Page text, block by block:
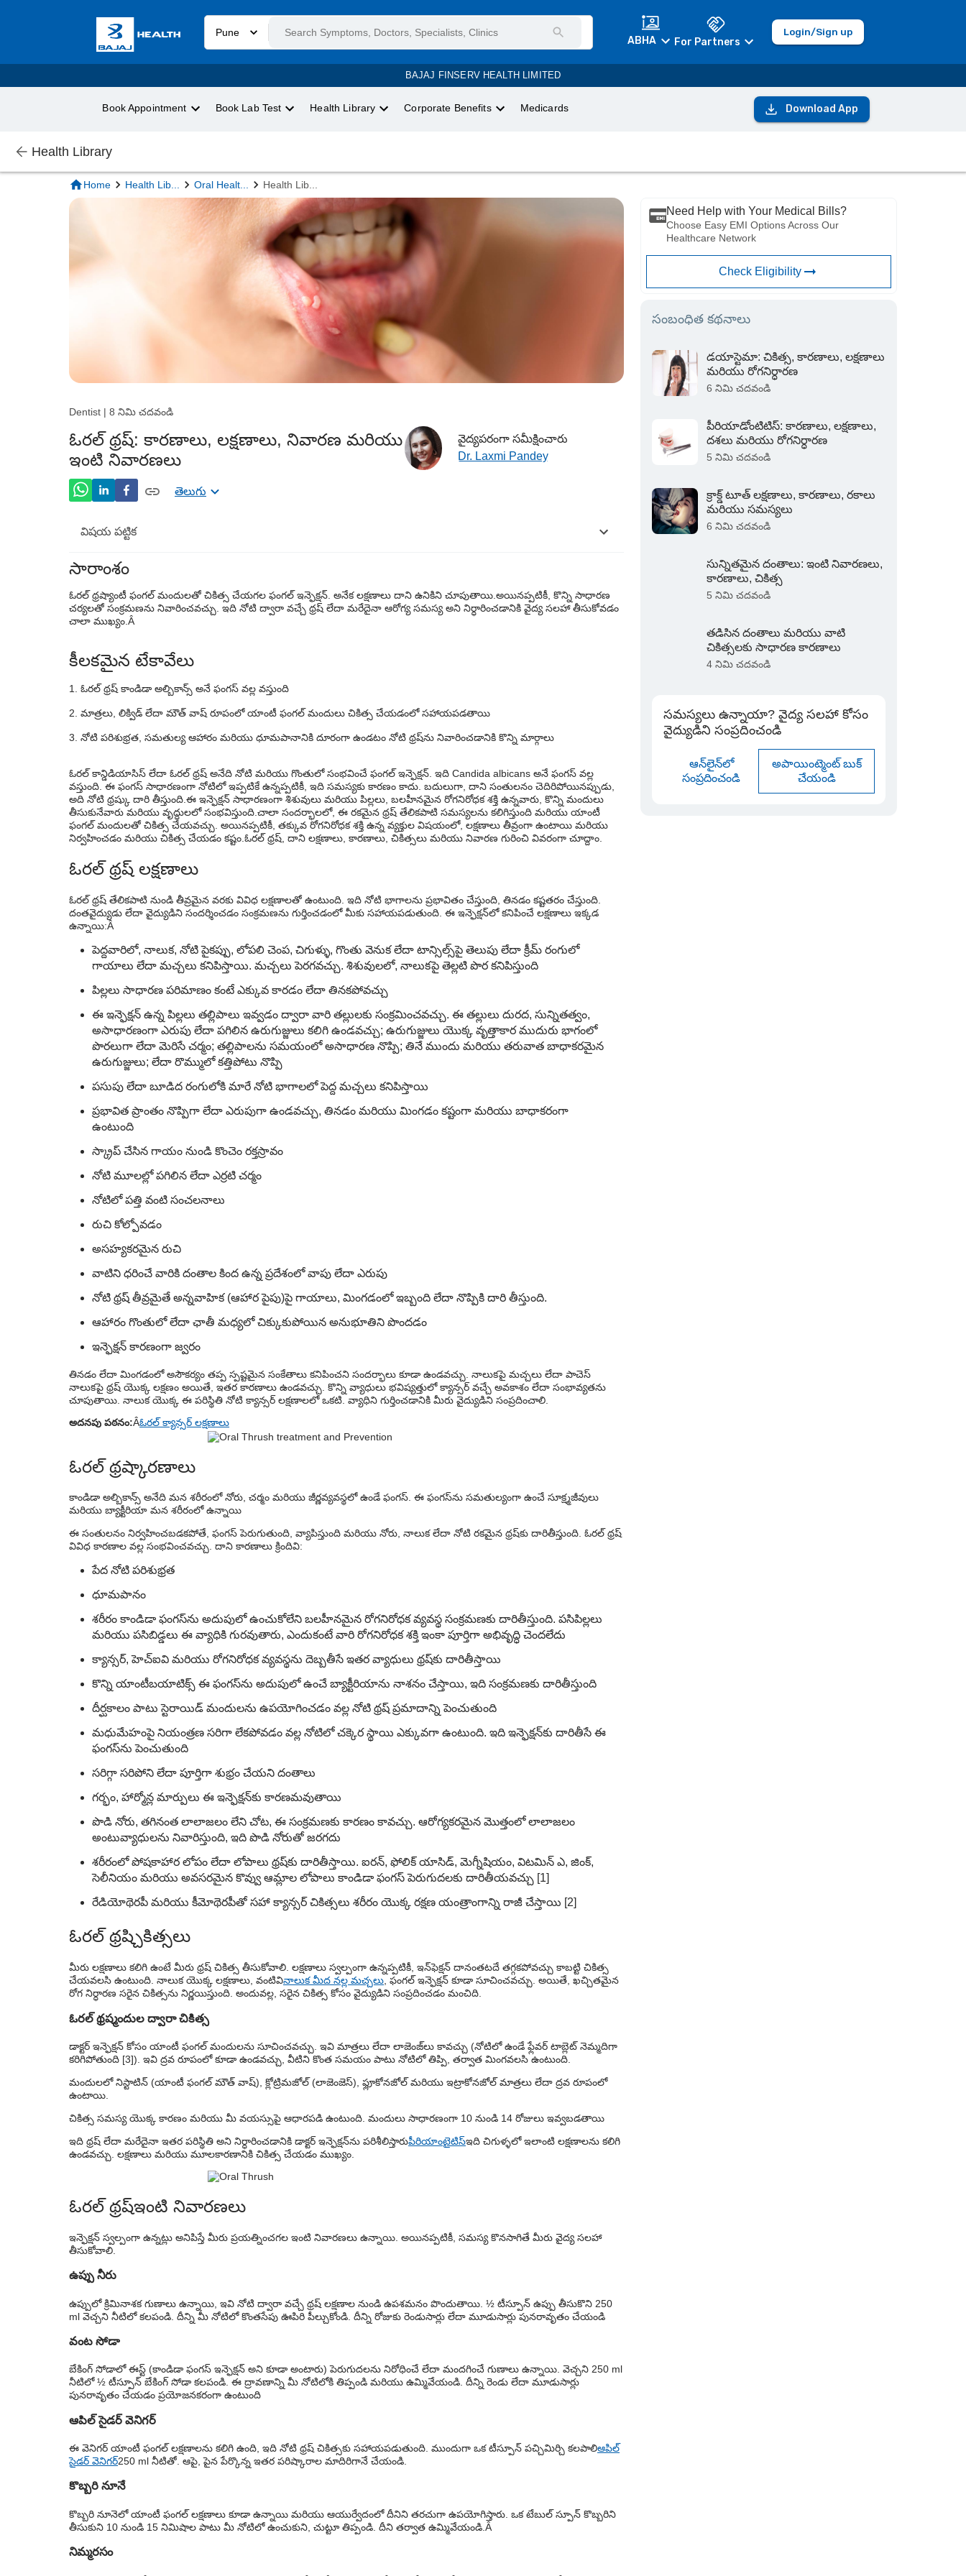
Pune
ABHA For Partners
Login/Sign up
BAJAJ FINSERV HEALTH LIMITED
Book Appointment Book Lab Test Health Library Corporate Benefits Medicards Download App
Health Library
Home Health Lib... Oral Healt... Health Lib...
Dentist | 8 నిమి చదవండి
ఓరల్ థ్రష్: కారణాలు, లక్షణాలు, నివారణ మరియు
ఇంటి నివారణలు
వైద్యపరంగా సమీక్షించారు
Dr. Laxmi Pandey
తెలుగు
విషయ పట్టిక
ఓరల్ థ్రష్ లక్షణాలు
ఓరల్ థ్రష్కారణాలు
ఓరల్ థ్రష్చికిత్సలు
ఓరల్ థ్రష్ఇంటి నివారణలు
సారాంశం
ఓరల్ థ్రష్యాంటీ ఫంగల్ మందులతో చికిత్స చేయగల ఫంగల్ ఇన్ఫెక్షన్. అనేక లక్షణాలు దాని ఉనికిని చూపుతాయి. అయినప్పటికీ, కొన్ని సాధారణ
చర్యలతో సంక్రమణను నివారించవచ్చు. ఇది నోటి ద్వారా వచ్చే థ్రష్ లేదా మరేదైనా ఆరోగ్య సమస్య అని నిర్ధారించడానికి వైద్య సలహా తీసుకోవడం
చాలా ముఖ్యం. Â
కీలకమైన టేకావేలు
ఓరల్ థ్రష్ కాండిడా అల్బికాన్స్ అనే ఫంగస్ వల్ల వస్తుంది
మాత్రలు, లిక్విడ్ లేదా మౌత్ వాష్ రూపంలో యాంటీ ఫంగల్ మందులు చికిత్స చేయడంలో సహాయపడతాయి
నోటి పరిశుభ్రత, సమతుల్య ఆహారం మరియు ధూమపానానికి దూరంగా ఉండటం నోటి థ్రష్‌ను నివారించడానికి కొన్ని మార్గాలు
ఓరల్ కాన్డిడియాసిస్ లేదా ఓరల్ థ్రష్ అనేది నోటి మరియు గొంతులో సంభవించే ఫంగల్ ఇన్ఫెక్షన్. ఇది Candida albicans అనే ఫంగస్ వల్ల
వస్తుంది. ఈ ఫంగస్ సాధారణంగా నోటిలో ఇప్పటికే ఉన్నప్పటికీ, ఇది సమస్యకు కారణం కాదు. బదులుగా, దాని సంతులనం చెదిరిపోయినప్పుడు,
అది నోటి థ్రష్కు దారి తీస్తుంది.ఈ ఇన్ఫెక్షన్ సాధారణంగా శిశువులు మరియు పిల్లలు, బలహీనమైన రోగనిరోధక శక్తి ఉన్నవారు, కొన్ని మందులు
తీసుకునేవారు మరియు వృద్ధులలో సంభవిస్తుంది.చాలా సందర్భాలలో, ఈ రకమైన థ్రష్ తేలికపాటి సమస్యలను కలిగిస్తుంది మరియు యాంటీ
ఫంగల్ మందులతో చికిత్స చేయవచ్చు. అయినప్పటికీ, తక్కువ రోగనిరోధక శక్తి ఉన్న వ్యక్తుల విషయంలో, లక్షణాలు తీవ్రంగా ఉంటాయి మరియు
నిర్వహించడం మరియు చికిత్స చేయడం కష్టం.ఓరల్ థ్రష్, దాని లక్షణాలు, కారణాలు, చికిత్సలు మరియు నివారణ గురించి వివరంగా చూద్దాం.
ఓరల్ థ్రష్ లక్షణాలు
ఓరల్ థ్రష్ తేలికపాటి నుండి తీవ్రమైన వరకు వివిధ లక్షణాలతో ఉంటుంది. ఇది నోటి భాగాలను ప్రభావితం చేస్తుంది, తినడం కష్టతరం చేస్తుంది.
దంతవైద్యుడు లేదా వైద్యుడిని సందర్శించడం సంక్రమణను గుర్తించడంలో మీకు సహాయపడుతుంది. ఈ ఇన్ఫెక్షన్‌లో కనిపించే లక్షణాలు ఇక్కడ
ఉన్నాయి:Â
పెద్దవారిలో, నాలుక, నోటి పైకప్పు, లోపలి చెంప, చిగుళ్ళు, గొంతు వెనుక లేదా టాన్సిల్స్‌పై తెలుపు లేదా క్రీమ్ రంగులో
గాయాలు లేదా మచ్చలు కనిపిస్తాయి. మచ్చలు పెరగవచ్చు. శిశువులలో, నాలుకపై తెల్లటి పొర కనిపిస్తుంది
పిల్లలు సాధారణ పరిమాణం కంటే ఎక్కువ కారడం లేదా తినకపోవచ్చు
ఈ ఇన్ఫెక్షన్ ఉన్న పిల్లలు తల్లిపాలు ఇవ్వడం ద్వారా వారి తల్లులకు సంక్రమించవచ్చు. ఈ తల్లులు దురద, సున్నితత్వం,
అసాధారణంగా ఎరుపు లేదా పగిలిన ఉరుగుజ్జులు కలిగి ఉండవచ్చు; ఉరుగుజ్జులు యొక్క వృత్తాకార ముదురు భాగంలో
పొరలుగా లేదా మెరిసే చర్మం; తల్లిపాలను సమయంలో అసాధారణ నొప్పి; తినే ముందు మరియు తరువాత బాధాకరమైన
ఉరుగుజ్జులు; లేదా రొమ్ములో కత్తిపోటు నొప్పి
పసుపు లేదా బూడిద రంగులోకి మారే నోటి భాగాలలో పెద్ద మచ్చలు కనిపిస్తాయి
ప్రభావిత ప్రాంతం నొప్పిగా లేదా ఎరుపుగా ఉండవచ్చు, తినడం మరియు మింగడం కష్టంగా మరియు బాధాకరంగా
ఉంటుంది
స్క్రాప్ చేసిన గాయం నుండి కొంచెం రక్తస్రావం
నోటి మూలల్లో పగిలిన లేదా ఎర్రటి చర్మం
నోటిలో పత్తి వంటి సంచలనాలు
రుచి కోల్పోవడం
అసహ్యకరమైన రుచి
వాటిని ధరించే వారికి దంతాల కింద ఉన్న ప్రదేశంలో వాపు లేదా ఎరుపు
నోటి థ్రష్ తీవ్రమైతే అన్నవాహిక (ఆహార పైపు)పై గాయాలు, మింగడంలో ఇబ్బంది లేదా నొప్పికి దారి తీస్తుంది.
ఆహారం గొంతులో లేదా ఛాతీ మధ్యలో చిక్కుకుపోయిన అనుభూతిని పొందడం
ఇన్ఫెక్షన్ కారణంగా జ్వరం
తినడం లేదా మింగడంలో అసౌకర్యం తప్ప స్పష్టమైన సంకేతాలు కనిపించని సందర్భాలు కూడా ఉండవచ్చు. నాలుకపై మచ్చలు లేదా పాచెస్
నాలుకపై థ్రష్ యొక్క లక్షణం అయితే, ఇతర కారణాలు ఉండవచ్చు. కొన్ని వ్యాధులు భవిష్యత్తులో క్యాన్సర్ వచ్చే అవకాశం లేదా సంభావ్యతను
చూపుతాయి. నాలుక యొక్క ఈ పరిస్థితి నోటి క్యాన్సర్ లక్షణాలలో ఒకటి. వ్యాధిని గుర్తించడానికి మీరు వైద్యుడిని సంప్రదించాలి.
అదనపు పఠనం:Âఓరల్ క్యాన్సర్ లక్షణాలు
ఓరల్ థ్రష్కారణాలు
కాండిడా అల్బికాన్స్ అనేది మన శరీరంలో నోరు, చర్మం మరియు జీర్ణవ్యవస్థలో ఉండే ఫంగస్. ఈ ఫంగస్‌ను సమతుల్యంగా ఉంచే సూక్ష్మజీవులు
మరియు బ్యాక్టీరియా మన శరీరంలో ఉన్నాయి
ఈ సంతులనం నిర్వహించబడకపోతే, ఫంగస్ పెరుగుతుంది, వ్యాపిస్తుంది మరియు నోరు, నాలుక లేదా నోటి రకమైన థ్రష్‌కు దారితీస్తుంది. ఓరల్ థ్రష్
వివిధ కారణాల వల్ల సంభవించవచ్చు. దాని కారణాలు క్రిందివి:
పేద నోటి పరిశుభ్రత
ధూమపానం
శరీరం కాండిడా ఫంగస్‌ను అదుపులో ఉంచుకోలేని బలహీనమైన రోగనిరోధక వ్యవస్థ సంక్రమణకు దారితీస్తుంది. పసిపిల్లలు
మరియు పసిబిడ్డలు ఈ వ్యాధికి గురవుతారు, ఎందుకంటే వారి రోగనిరోధక శక్తి ఇంకా పూర్తిగా అభివృద్ధి చెందలేదు
క్యాన్సర్, హెచ్‌ఐవి మరియు రోగనిరోధక వ్యవస్థను దెబ్బతీసే ఇతర వ్యాధులు థ్రష్‌కు దారితీస్తాయి
కొన్ని యాంటీబయాటిక్స్ ఈ ఫంగస్‌ను అదుపులో ఉంచే బ్యాక్టీరియాను నాశనం చేస్తాయి, ఇది సంక్రమణకు దారితీస్తుంది
దీర్ఘకాలం పాటు స్టెరాయిడ్ మందులను ఉపయోగించడం వల్ల నోటి థ్రష్ ప్రమాదాన్ని పెంచుతుంది
మధుమేహంపై నియంత్రణ సరిగా లేకపోవడం వల్ల నోటిలో చక్కెర స్థాయి ఎక్కువగా ఉంటుంది. ఇది ఇన్ఫెక్షన్‌కు దారితీసే ఈ
ఫంగస్‌ను పెంచుతుంది
సరిగ్గా సరిపోని లేదా పూర్తిగా శుభ్రం చేయని దంతాలు
గర్భం, హార్మోన్ల మార్పులు ఈ ఇన్ఫెక్షన్‌కు కారణమవుతాయి
పొడి నోరు, తగినంత లాలాజలం లేని చోట, ఈ సంక్రమణకు కారణం కావచ్చు. ఆరోగ్యకరమైన మొత్తంలో లాలాజలం
అంటువ్యాధులను నివారిస్తుంది, ఇది పొడి నోరుతో జరగదు
శరీరంలో పోషకాహార లోపం లేదా లోపాలు థ్రష్‌కు దారితీస్తాయి. ఐరన్, ఫోలిక్ యాసిడ్, మెగ్నీషియం, విటమిన్ ఎ, జింక్,
సెలీనియం మరియు అవసరమైన కొవ్వు ఆమ్లాల లోపాలు కాండిడా ఫంగస్ పెరుగుదలకు దారితీయవచ్చు [1]
రేడియోథెరపీ మరియు కీమోథెరపీతో సహా క్యాన్సర్ చికిత్సలు శరీరం యొక్క రక్షణ యంత్రాంగాన్ని రాజీ చేస్తాయి [2]
ఓరల్ థ్రష్చికిత్సలు
మీరు లక్షణాలు కలిగి ఉంటే మీరు థ్రష్ చికిత్స తీసుకోవాలి. లక్షణాలు స్వల్పంగా ఉన్నప్పటికీ, ఇన్‌ఫెక్షన్ దానంతటదే తగ్గకపోవచ్చు కాబట్టి చికిత్స
చేయవలసి ఉంటుంది. నాలుక యొక్క లక్షణాలు, వంటివినాలుక మీద నల్ల మచ్చలు, ఫంగల్ ఇన్ఫెక్షన్ కూడా సూచించవచ్చు. అయితే, ఖచ్చితమైన
రోగ నిర్ధారణ సరైన చికిత్సను నిర్ణయిస్తుంది. అందువల్ల, సరైన చికిత్స కోసం వైద్యుడిని సంప్రదించడం మంచిది.
ఓరల్ థ్రష్మందుల ద్వారా చికిత్స
డాక్టర్ ఇన్ఫెక్షన్ కోసం యాంటీ ఫంగల్ మందులను సూచించవచ్చు. ఇవి మాత్రలు లేదా లాజెంజ్‌లు కావచ్చు (నోటిలో ఉండే ఫ్లేవర్ టాబ్లెట్ నెమ్మదిగా
కరిగిపోతుంది [3]). ఇవి ద్రవ రూపంలో కూడా ఉండవచ్చు, వీటిని కొంత సమయం పాటు నోటిలో తిప్పి, తర్వాత మింగవలసి ఉంటుంది.
మందులలో నిస్టాటిన్ (యాంటీ ఫంగల్ మౌత్ వాష్), క్లోట్రిమజోల్ (లాజెంజెస్), ఫ్లూకోనజోల్ మరియు ఇట్రాకోనజోల్ మాత్రలు లేదా ద్రవ రూపంలో
ఉంటాయి.
చికిత్స సమస్య యొక్క కారణం మరియు మీ వయస్సుపై ఆధారపడి ఉంటుంది. మందులు సాధారణంగా 10 నుండి 14 రోజులు ఇవ్వబడతాయి
ఇది థ్రష్ లేదా మరేదైనా ఇతర పరిస్థితి అని నిర్ధారించడానికి డాక్టర్ ఇన్ఫెక్షన్‌ను పరిశీలిస్తారుపీరియాంటైటిస్ఇది చిగుళ్ళలో ఇలాంటి లక్షణాలను కలిగి
ఉండవచ్చు. లక్షణాలు మరియు మూలకారణానికి చికిత్స చేయడం ముఖ్యం.
ఓరల్ థ్రష్ఇంటి నివారణలు
ఇన్ఫెక్షన్ స్వల్పంగా ఉన్నట్లు అనిపిస్తే మీరు ప్రయత్నించగల ఇంటి నివారణలు ఉన్నాయి. అయినప్పటికీ, సమస్య కొనసాగితే మీరు వైద్య సలహా
తీసుకోవాలి.
ఉప్పు నీరు
ఉప్పులో క్రిమినాశక గుణాలు ఉన్నాయి, ఇవి నోటి ద్వారా వచ్చే థ్రష్ లక్షణాల నుండి ఉపశమనం పొందుతాయి. ½ టీస్పూన్ ఉప్పు తీసుకొని 250
ml వెచ్చని నీటిలో కలపండి. దీన్ని మీ నోటిలో కొంతసేపు ఊపిరి పీల్చుకోండి. దీన్ని రోజుకు రెండుసార్లు లేదా మూడుసార్లు పునరావృతం చేయండి
వంట సోడా
బేకింగ్ సోడాలో ఈస్ట్ (కాండిడా ఫంగస్ ఇన్ఫెక్షన్ అని కూడా అంటారు) పెరుగుదలను నిరోధించే లేదా మందగించే గుణాలు ఉన్నాయి. వెచ్చని 250 ml
నీటిలో ½ టీస్పూన్ బేకింగ్ సోడా కలపండి. ఈ ద్రావణాన్ని మీ నోటిలోకి తిప్పండి మరియు ఉమ్మివేయండి. దీన్ని రెండు లేదా మూడుసార్లు
పునరావృతం చేయడం ప్రయోజనకరంగా ఉంటుంది
ఆపిల్ సైడర్ వెనిగర్
ఈ వెనిగర్ యాంటీ ఫంగల్ లక్షణాలను కలిగి ఉంది, ఇది నోటి థ్రష్ చికిత్సకు సహాయపడుతుంది. ముందుగా ఒక టీస్పూన్ పచ్చిమిర్చి కలపాలిఆపిల్
సైడర్ వెనిగర్250 ml నీటితో. ఆపై, పైన పేర్కొన్న ఇతర పరిష్కారాల మాదిరిగానే చేయండి.
కొబ్బరి నూనే
కొబ్బరి నూనెలో యాంటీ ఫంగల్ లక్షణాలు కూడా ఉన్నాయి మరియు ఆయుర్వేదంలో దీనిని తరచుగా ఉపయోగిస్తారు. ఒక టేబుల్ స్పూన్ కొబ్బరిని
తీసుకుని 10 నుండి 15 నిమిషాల పాటు మీ నోటిలో ఉంచుకుని, చుట్టూ తిప్పండి. దీని తర్వాత ఉమ్మివేయండి.Â
నిమ్మరసం
Need Help with Your Medical Bills?
Choose Easy EMI Options Across Our
Healthcare Network
Check Eligibility
సంబంధిత కథనాలు
డయాస్టెమా: చికిత్స, కారణాలు, లక్షణాలు
మరియు రోగనిర్ధారణ
6 నిమి చదవండి
పీరియాడోంటిటిస్: కారణాలు, లక్షణాలు,
దశలు మరియు రోగనిర్ధారణ
5 నిమి చదవండి
క్రాక్డ్ టూత్ లక్షణాలు, కారణాలు, రకాలు
మరియు సమస్యలు
6 నిమి చదవండి
సున్నితమైన దంతాలు: ఇంటి నివారణలు,
కారణాలు, చికిత్స
5 నిమి చదవండి
తడిసిన దంతాలు మరియు వాటి
చికిత్సలకు సాధారణ కారణాలు
4 నిమి చదవండి
సమస్యలు ఉన్నాయా? వైద్య సలహా కోసం
వైద్యుడిని సంప్రదించండి
ఆన్‌లైన్‌లో
సంప్రదించండి
అపాయింట్మెంట్ బుక్
చేయండి